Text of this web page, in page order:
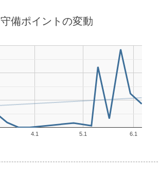
守備ポイントの変動
4.1 5.1 6.1